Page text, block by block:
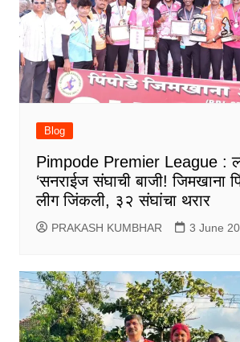
Blog
Pimpode Premier League :
‘सनराईज संघाची बाजी! जिमखाना
लीग जिंकली, ३२ संघांचा थरार
PRAKASH KUMBHAR 3 June